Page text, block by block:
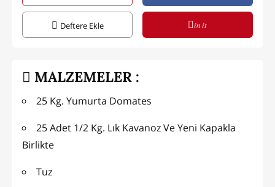
Deftere Ekle in it
MALZEMELER :
25 Kg. Yumurta Domates
25 Adet 1/2 Kg. Lık Kavanoz Ve Yeni Kapakla
Birlikte
Tuz